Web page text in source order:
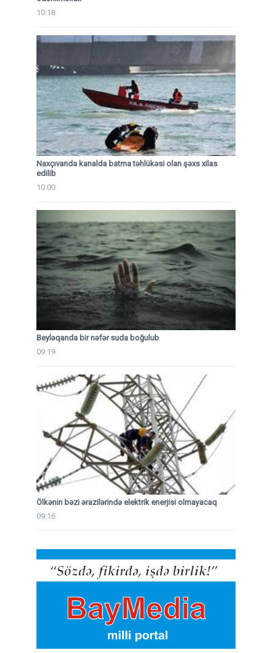
10:18
Naxçıvanda kanalda batma təhlükəsi olan şəxs xilas
edilib
10:00
Beyləqanda bir nəfər suda boğulub
09:19
Ölkənin bəzi ərazilərində elektrik enerjisi olmayacaq
09:16